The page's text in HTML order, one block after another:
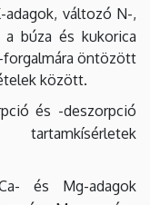
adagok, változó N-,
a búza és kukorica
öntözött
között.
és -deszorpció
és Mg-adagok